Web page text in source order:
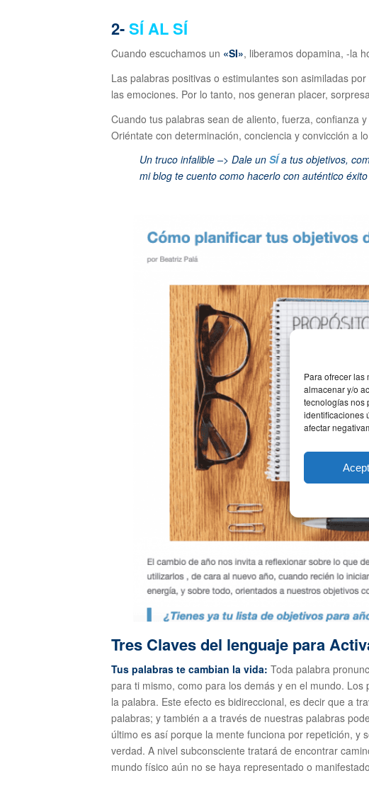
Para ofrecer las
almacenar y/o
tecnologías nos
identificaciones
afectar
2-SÍ AL SÍ
Cuando escuchamos un «SI», liberamos dopamina, -la
Las palabras positivas o estimulantes son asimiladas
las emociones. Por lo tanto, nos generan placer,
Cuando tus palabras sean de aliento, fuerza, confianza
Oriéntate con determinación, conciencia y convicción a
Un truco infalible –> Dale un SÍa tus objetivos,
mi blog te cuento como hacerlo con auténtico éxito
Tres Claves del lenguaje para
Tus palabras te cambian la vida: Toda palabra
para ti mismo, como para los demás y en el mundo.
la palabra. Este efecto es bidireccional, es decir que a
palabras; y también a a través de nuestras palabras
último es así porque la mente funciona por repetición, y
verdad. A nivel subconsciente tratará de encontrar
mundo físico aún no se haya representado o